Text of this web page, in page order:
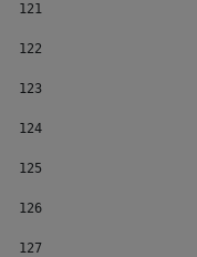
121
122
123
124
125
126
127